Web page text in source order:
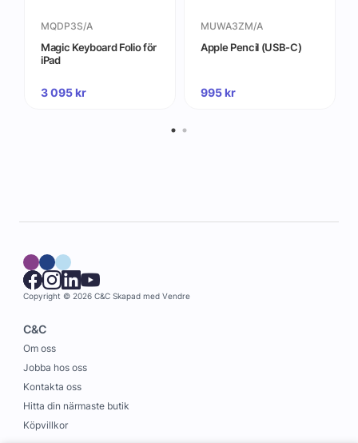
MQDP3S/A
Magic Keyboard Folio för
iPad
3 095kr
MUWA3ZM/A
Apple Pencil (USB-C)
995kr
Copyright © 2026 C&C Skapad med Vendre
C&C
Om oss
Jobba hos oss
Kontakta oss
Hitta din närmaste butik
Köpvillkor